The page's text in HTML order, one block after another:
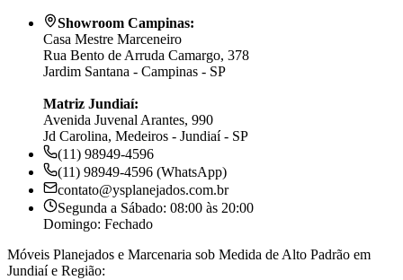
Showroom Campinas:
Casa Mestre Marceneiro
Rua Bento de Arruda Camargo, 378
Jardim Santana - Campinas - SP
Matriz Jundiaí:
Avenida Juvenal Arantes, 990
Jd Carolina, Medeiros - Jundiaí - SP
(11) 98949-4596
(11) 98949-4596 (WhatsApp)
contato@ysplanejados.com.br
Segunda a Sábado: 08:00 às 20:00
Domingo: Fechado
Móveis Planejados e Marcenaria sob Medida de Alto Padrão em
Jundiaí e Região: